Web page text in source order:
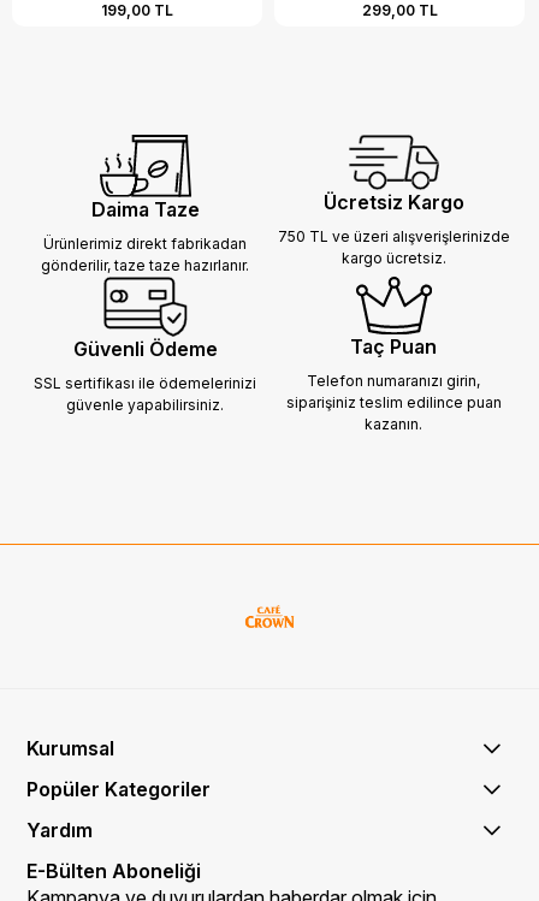
199,00 TL
299,00 TL
Daima Taze
Ürünlerimiz direkt fabrikadan
gönderilir,taze taze hazırlanır.
Ücretsiz Kargo
750 TL ve üzeri alışverişlerinizde
kargo ücretsiz.
Güvenli Ödeme
SSL sertifikası ile ödemelerinizi
güvenle yapabilirsiniz.
Taç Puan
Telefon numaranızı girin,
siparişinizteslim edilince puan
kazanın.
Kurumsal
Popüler Kategoriler
Yardım
E-Bülten Aboneliği